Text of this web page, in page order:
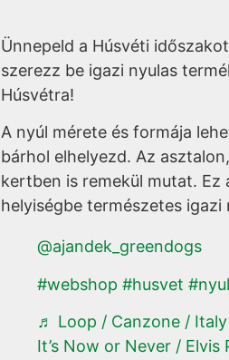
Ünnepeld a Húsvéti
szerezz be igazi nyulas
Húsvétra!
A nyúl mérete és formája
bárhol elhelyezd. Az
kertben is remekül mutat.
helyiségbe természetes
@ajandek_greendogs
#webshop #husvet
♬ Loop / Canzone /
It’s Now or Never / Elvis